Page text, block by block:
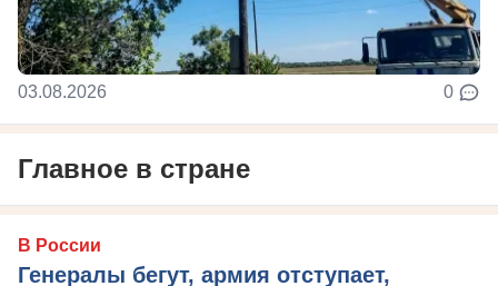
03.08.2026 0
Главное в стране
В России
Генералы бегут, армия отступает,